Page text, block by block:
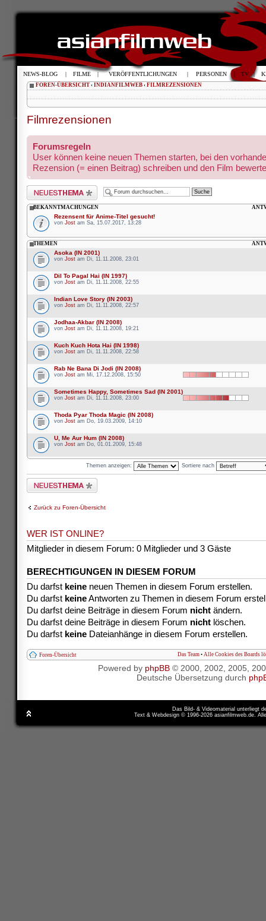
FOREN-ÜBERSICHT ‹ INDIANFILMWEB ‹ FILMREZENSIONEN
Filmrezensionen
Forumsregeln
User können keine neuen Themen starten, bei den
Rezension (= einen Beitrag) schreiben und den Film
Neues Thema erstellen
BEKANNTMACHUNGEN
Rezensent für Anime-Titel gesucht!
von Jost am Sa, 15.07.2017, 13:28
THEMEN
Asoka (IN 2001)
von Jost am Di, 11.11.2008, 23:01
Dil To Pagal Hai (IN 1997)
von Jost am Di, 11.11.2008, 22:55
Indian Love Story (IN 2003)
von Jost am Di, 11.11.2008, 22:57
Jodhaa-Akbar (IN 2008)
von Jost am Di, 11.11.2008, 19:21
Kuch Kuch Hota Hai (IN 1998)
von Jost am Di, 11.11.2008, 22:58
Rab Ne Bana Di Jodi (IN 2008)
von Jost am Mi, 17.12.2008, 15:50
Sometimes Happy, Sometimes Sad (IN 2001)
von Jost am Di, 11.11.2008, 23:00
Thoda Pyar Thoda Magic (IN 2008)
von Jost am Do, 19.03.2009, 14:10
U, Me Aur Hum (IN 2008)
von Jost am Do, 01.01.2009, 15:48
Themen anzeigen: Sortiere nach
Neues Thema erstellen
Zurück zu Foren-Übersicht
WER IST ONLINE?
Mitglieder in diesem Forum: 0 Mitglieder und 3 Gäste
BERECHTIGUNGEN IN DIESEM FORUM
Du darfst keine neuen Themen in diesem Forum erstellen.
Du darfst keineAntworten zu Themen in diesem Forum
Du darfst deine Beiträge in diesem Forum nicht ändern.
Du darfst deine Beiträge in diesem Forum nicht löschen.
Du darfst keine Dateianhänge in diesem Forum erstellen.
Foren-Übersicht Das Team • Alle Cookies des Boards
Powered by phpBB© 2000, 2002, 2005,
Deutsche Übersetzung durch
Das Bild- & Videomaterial unterliegt
Text & Webdesign © 1996-2026 asianfilmweb.de.
NEWS-BLOG | FILME | VERÖFFENTLICHUNGEN | PERSONEN | TV |